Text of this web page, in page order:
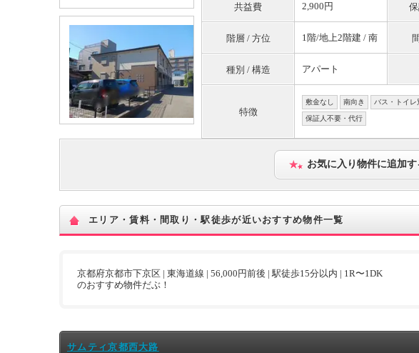
共益費 2,900円
階層 / 方位 1階/地上2階建 / 南
種別 / 構造 アパート
特徴
敷金なし 南向き バス・トイレ
保証人不要・代行
お気に入り物件に追加す
エリア・賃料・間取り・駅徒歩が近いおすすめ物件一覧
京都府京都市下京区 | 東海道線 | 56,000円前後 | 駅徒歩15分以内 | 1R〜1DK
のおすすめ物件だぶ！
サムティ京都西大路